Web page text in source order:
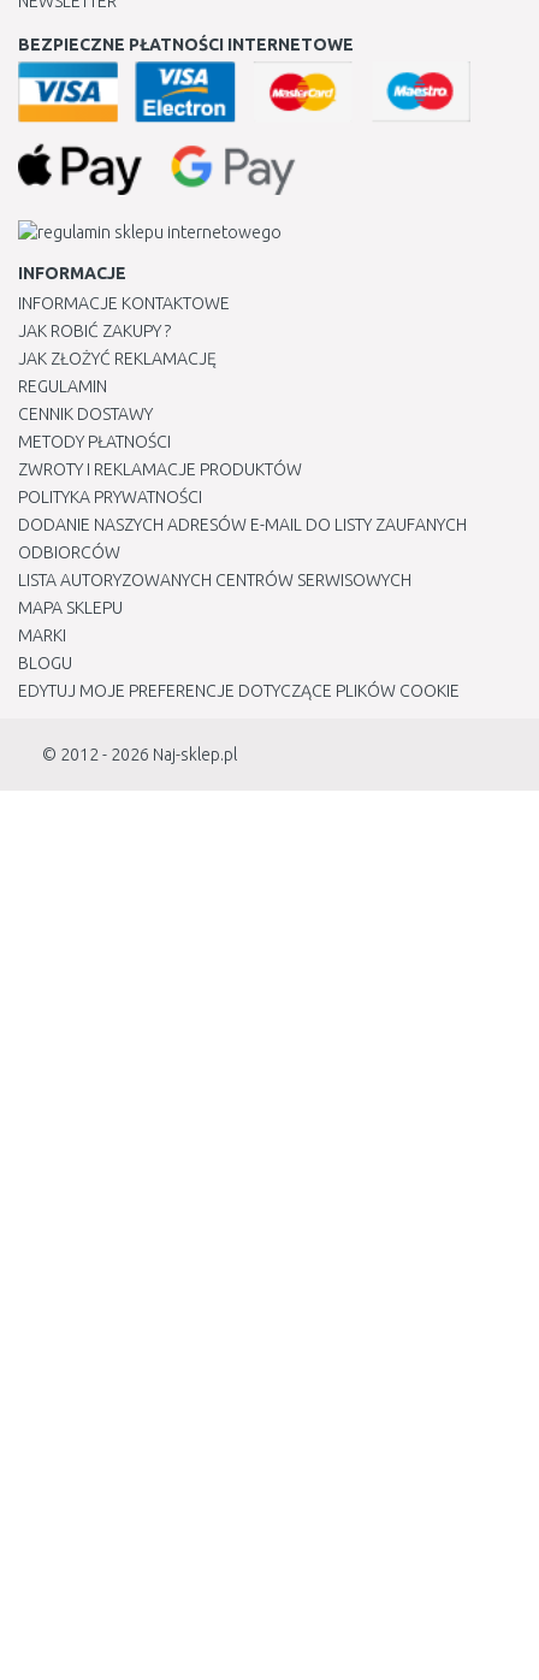
BEZPIECZNE PŁATNOŚCI INTERNETOWE
INFORMACJE
INFORMACJE KONTAKTOWE
JAK ROBIĆ ZAKUPY ?
JAK ZŁOŻYĆ REKLAMACJĘ
REGULAMIN
CENNIK DOSTAWY
METODY PŁATNOŚCI
ZWROTY I REKLAMACJE PRODUKTÓW
POLITYKA PRYWATNOŚCI
DODANIE NASZYCH ADRESÓW E-MAIL DO LISTY ZAUFANYCH
ODBIORCÓW
LISTA AUTORYZOWANYCH CENTRÓW SERWISOWYCH
MAPA SKLEPU
MARKI
BLOGU
EDYTUJ MOJE PREFERENCJE DOTYCZĄCE PLIKÓW COOKIE
© 2012 - 2026 Naj-sklep.pl